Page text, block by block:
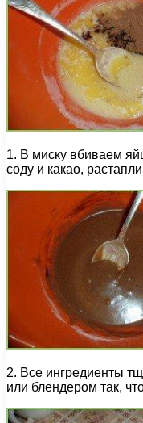
1. В миску вбиваем
соду и какао,
2. Все ингредиенты
или блендером так,